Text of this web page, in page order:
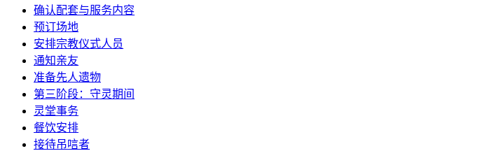
确认配套与服务内容
预订场地
安排宗教仪式人员
通知亲友
准备先人遗物
第三阶段：守灵期间
灵堂事务
餐饮安排
接待吊唁者